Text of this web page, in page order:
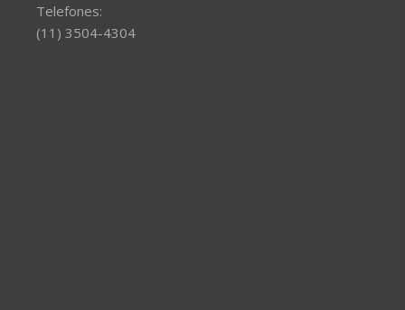
Telefones:
(11) 3504-4304